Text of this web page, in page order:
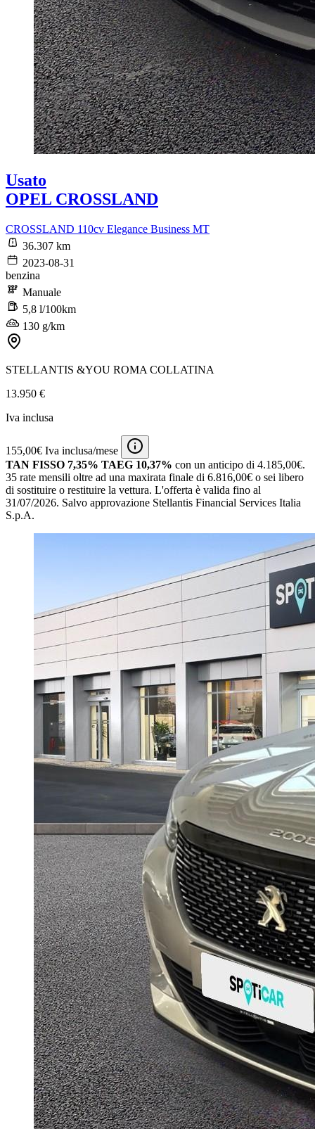
Usato
OPEL CROSSLAND
CROSSLAND 110cv Elegance Business MT
36.307 km
2023-08-31
benzina
Manuale
5,8 l/100km
130 g/km
STELLANTIS &YOU ROMA COLLATINA
13.950 €
Iva inclusa
155,00€ Iva inclusa/mese
TAN FISSO 7,35% TAEG 10,37% con un anticipo di 4.185,00€.
35 rate mensili oltre ad una maxirata finale di 6.816,00€ o sei libero
di sostituire o restituire la vettura. L'offerta è valida fino al
31/07/2026. Salvo approvazione Stellantis Financial Services Italia
S.p.A.